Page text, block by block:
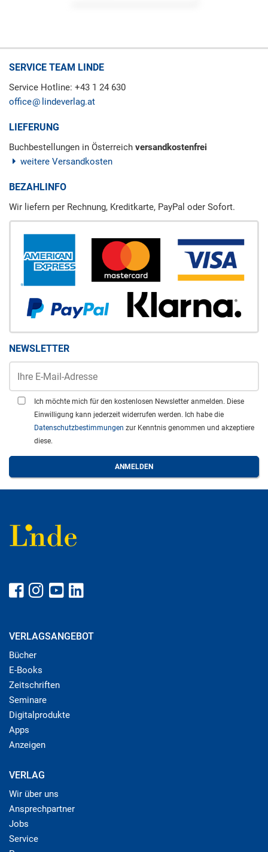
SERVICE TEAM LINDE
Service Hotline: +43 1 24 630
office
lindeverlag.at
LIEFERUNG
Buchbestellungen in Österreich versandkostenfrei
weitere Versandkosten
BEZAHLINFO
Wir liefern per Rechnung, Kreditkarte, PayPal oder Sofort.
NEWSLETTER
Ich möchte mich für den kostenlosen Newsletter anmelden. Diese
Einwilligung kann jederzeit widerrufen werden. Ich habe die
Datenschutzbestimmungen zur Kenntnis genommen und akzeptiere
diese.
VERLAGSANGEBOT
Bücher
E-Books
Zeitschriften
Seminare
Digitalprodukte
Apps
Anzeigen
VERLAG
Wir über uns
Ansprechpartner
Jobs
Service